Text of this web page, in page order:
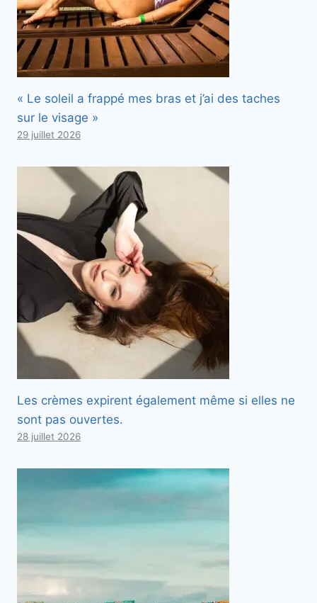
« Le soleil a frappé mes bras et j’ai des taches
sur le visage »
29 juillet 2026
Les crèmes expirent également même si elles ne
sont pas ouvertes.
28 juillet 2026